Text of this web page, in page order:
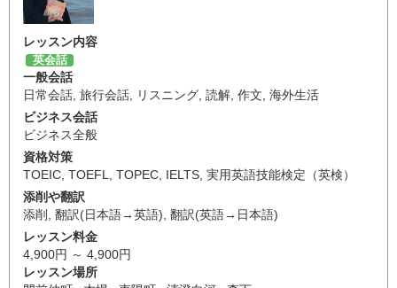
レッスン内容
英会話
一般会話
日常会話 旅行会話 リスニング 読解 作文 海外生活
ビジネス会話
ビジネス全般
資格対策
TOEIC TOEFL TOPEC IELTS 実用英語技能検定（英検）
添削や翻訳
添削
翻訳(日本語→英語) 翻訳(英語→日本語)
レッスン料金
4,900円 ～ 4,900円
レッスン場所